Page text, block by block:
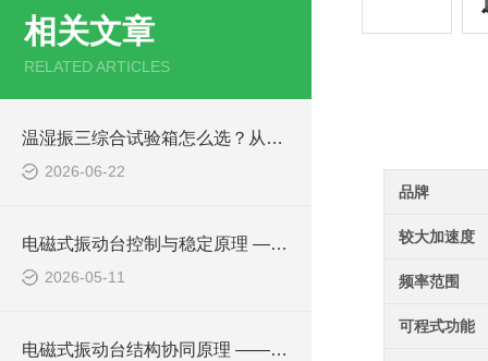
相关文章
RELATED ARTICLES
温湿振三综合试验箱怎么选？从6个核心参数讲透选型逻辑
2026-06-22
电磁式振动台控制与稳定原理 —— 闭环调控、波形保真与负载适配机制
2026-05-11
电磁式振动台结构协同原理 —— 磁路、动圈与支撑导向的配合逻辑
品牌
较大加速度
频率范围
可程式功能